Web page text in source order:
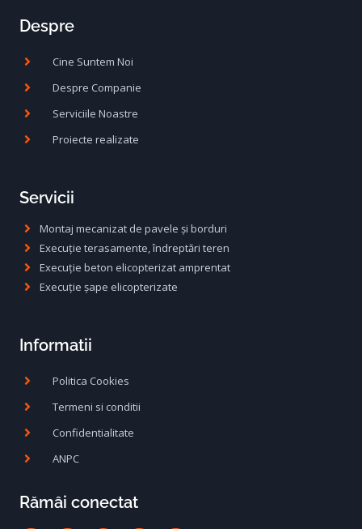
Despre
Cine Suntem Noi
Despre Companie
Serviciile Noastre
Proiecte realizate
Servicii
Montaj mecanizat de pavele și borduri
Execuție terasamente, îndreptări teren
Execuție beton elicopterizat amprentat
Execuție șape elicopterizate
Informatii
Politica Cookies
Termeni si conditii
Confidentialitate
ANPC
Rămâi conectat